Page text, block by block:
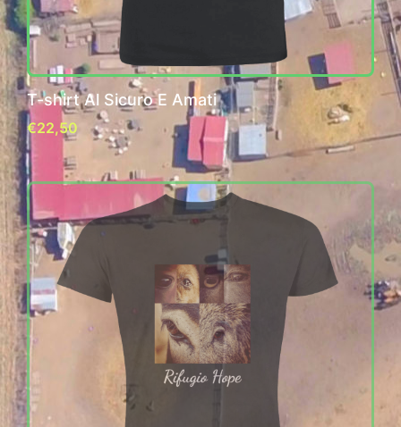
T-shirt Al Sicuro E Amati
€22,50